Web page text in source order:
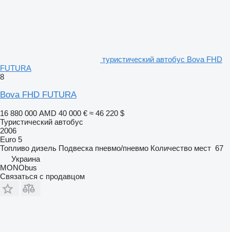
туристический автобус Bova FHD
FUTURA
8
Bova FHD FUTURA
16 880 000 AMD 40 000 € ≈ 46 220 $
Туристический автобус
2006
Euro 5
Топливо дизель Подвеска пневмо/пневмо Количество мест 67
Украина
MONObus
Связаться с продавцом